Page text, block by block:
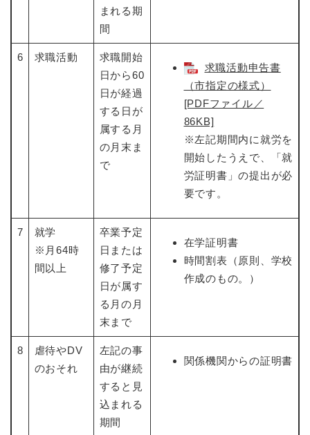
まれる期
間
6 求職活動
求職開始
日から60
日が経過
する日が
属する月
の月末ま
で
求職活動申告書
（市指定の様式）
[PDFファイル／
86KB]
※左記期間内に就労を
開始したうえで、「就
労証明書」の提出が必
要です。
7
就学
※月64時
間以上
卒業予定
日または
修了予定
日が属す
る月の月
末まで
在学証明書
時間割表（原則、学校
作成のもの。）
8
虐待やDV
のおそれ
左記の事
由が継続
すると見
込まれる
期間
関係機関からの証明書